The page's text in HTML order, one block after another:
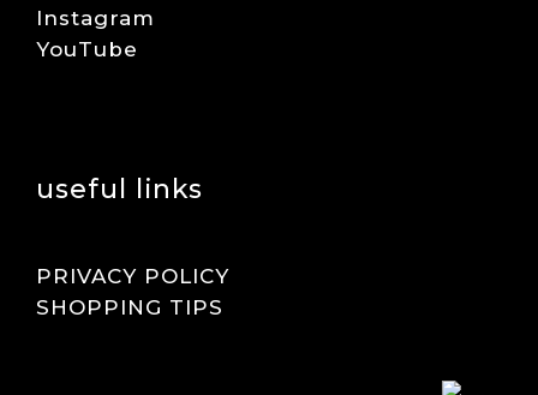
Instagram
YouTube
useful links
PRIVACY POLICY
SHOPPING TIPS